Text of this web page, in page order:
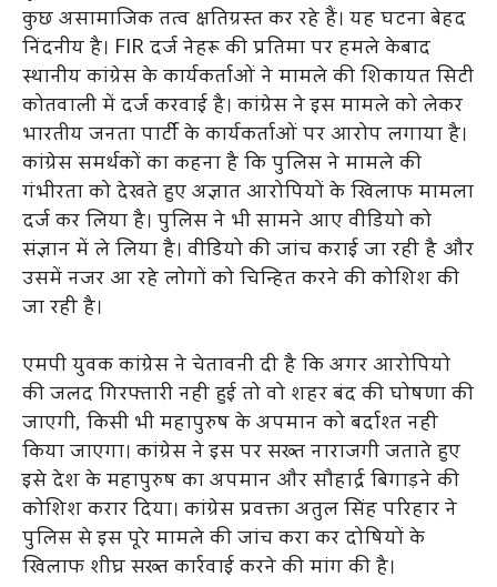
कुछ असामाजिक तत्व क्षतिग्रस्त कर रहे हैं। यह घटना बेहद
निंदनीय है। FIR दर्ज नेहरू की प्रतिमा पर हमले केबाद
स्थानीय कांग्रेस के कार्यकर्ताओं ने मामले की शिकायत सिटी
कोतवाली में दर्ज करवाई है। कांग्रेस ने इस मामले को लेकर
भारतीय जनता पार्टी के कार्यकर्ताओं पर आरोप लगाया है।
कांग्रेस समर्थकों का कहना है कि पुलिस ने मामले की
गंभीरता को देखते हुए अज्ञात आरोपियों के खिलाफ मामला
दर्ज कर लिया है। पुलिस ने भी सामने आए वीडियो को
संज्ञान में ले लिया है। वीडियो की जांच कराई जा रही है और
उसमें नजर आ रहे लोगों को चिन्हित करने की कोशिश की
जा रही है।
एमपी युवक कांग्रेस ने चेतावनी दी है कि अगर आरोपियो
की जलद गिरफ्तारी नही हुई तो वो शहर बंद की घोषणा की
जाएगी, किसी भी महापुरुष के अपमान को बर्दाश्त नही
किया जाएगा। कांग्रेस ने इस पर सख्त नाराजगी जताते हुए
इसे देश के महापुरुष का अपमान और सौहार्द्र बिगाड़ने की
कोशिश करार दिया। कांग्रेस प्रवक्ता अतुल सिंह परिहार ने
पुलिस से इस पूरे मामले की जांच करा कर दोषियों के
खिलाफ शीघ्र सख्त कार्रवाई करने की मांग की है।